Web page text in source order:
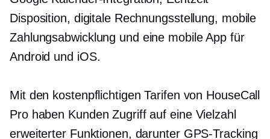
Disposition, digitale Rechnungsstellung, mobile
Zahlungsabwicklung und eine mobile App für
Android und iOS.
Mit den kostenpflichtigen Tarifen von HouseCall
Pro haben Kunden Zugriff auf eine Vielzahl
erweiterter Funktionen, darunter GPS-Tracking